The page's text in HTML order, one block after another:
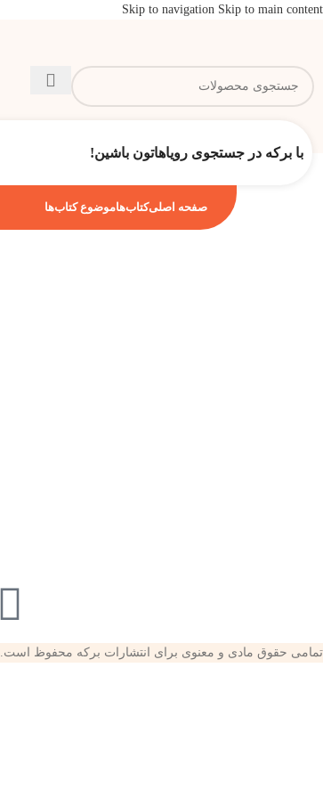
Skip to navigation Skip to main content
با برکه در جستجوی رویاهاتون باشین!
صفحه اصلیکتاب‌هاموضوع کتاب‌ها
تمامی حقوق مادی و معنوی برای انتشارات برکه محفوظ است.